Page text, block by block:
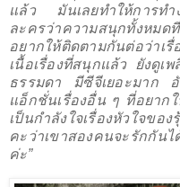
แล้ว
มันเลยทำให้การท
ละครว่าความสนุกทั้งหมด
อยากให้ติดตามกันต่อว่าเรื่
เนื้อเรื่องที่สนุกแล้ว ยังดูเ
ธรรมดา มีซีจีเยอะมาก
แอ็กชั่นเรื่องอื่น ๆ ที่อยาก
เป็นกำลังใจเรื่องหัวใจข
คะว่าเขาสองคนจะรักกัน
ค่ะ”